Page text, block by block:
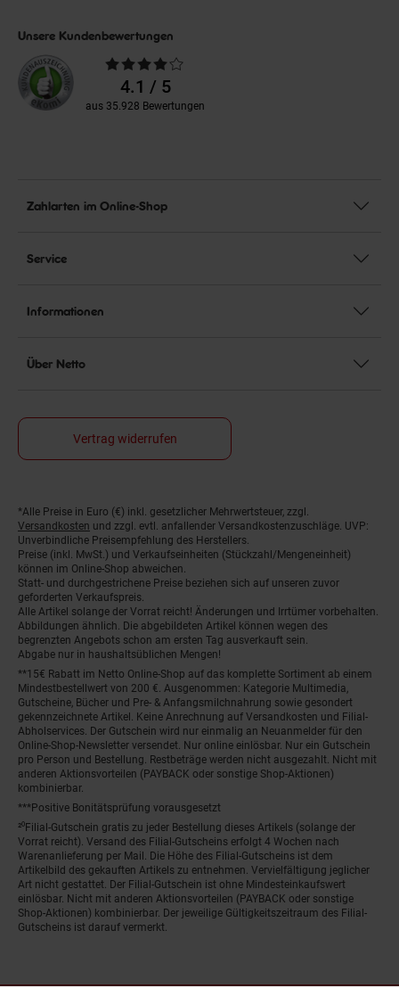
Unsere Kundenbewertungen
Durchschnittliche
Bewertungen4.1 / 5
aus 35.928 Bewertungen
Zahlarten im Online-Shop
Service
Informationen
Über Netto
Vertrag widerrufen
Fußnoten
*Alle Preise in Euro (€) inkl. gesetzlicher Mehrwertsteuer, zzgl.
Versandkosten und zzgl. evtl. anfallender Versandkostenzuschläge. UVP:
Unverbindliche Preisempfehlung des Herstellers.
Preise (inkl. MwSt.) und Verkaufseinheiten (Stückzahl/Mengeneinheit)
können im Online-Shop abweichen.
Statt- und durchgestrichene Preise beziehen sich auf unseren zuvor
geforderten Verkaufspreis.
Alle Artikel solange der Vorrat reicht! Änderungen und Irrtümer vorbehalten.
Abbildungen ähnlich. Die abgebildeten Artikel können wegen des
begrenzten Angebots schon am ersten Tag ausverkauft sein.
Abgabe nur in haushaltsüblichen Mengen!
**15€ Rabatt im Netto Online-Shop auf das komplette Sortiment ab einem
Mindestbestellwert von 200 €. Ausgenommen: Kategorie Multimedia,
Gutscheine, Bücher und Pre- & Anfangsmilchnahrung sowie gesondert
gekennzeichnete Artikel. Keine Anrechnung auf Versandkosten und Filial-
Abholservices. Der Gutschein wird nur einmalig an Neuanmelder für den
Online-Shop-Newsletter versendet. Nur online einlösbar. Nur ein Gutschein
pro Person und Bestellung. Restbeträge werden nicht ausgezahlt. Nicht mit
anderen Aktionsvorteilen (PAYBACK oder sonstige Shop-Aktionen)
kombinierbar.
***Positive Bonitätsprüfung vorausgesetzt
²⁰Filial-Gutschein gratis zu jeder Bestellung dieses Artikels (solange der
Vorrat reicht). Versand des Filial-Gutscheins erfolgt 4 Wochen nach
Warenanlieferung per Mail. Die Höhe des Filial-Gutscheins ist dem
Artikelbild des gekauften Artikels zu entnehmen. Vervielfältigung jeglicher
Art nicht gestattet. Der Filial-Gutschein ist ohne Mindesteinkaufswert
einlösbar. Nicht mit anderen Aktionsvorteilen (PAYBACK oder sonstige
Shop-Aktionen) kombinierbar. Der jeweilige Gültigkeitszeitraum des Filial-
Gutscheins ist darauf vermerkt.